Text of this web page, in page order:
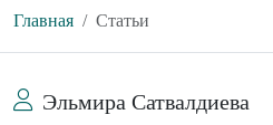
Главная Статьи
Эльмира Сатвалдиева